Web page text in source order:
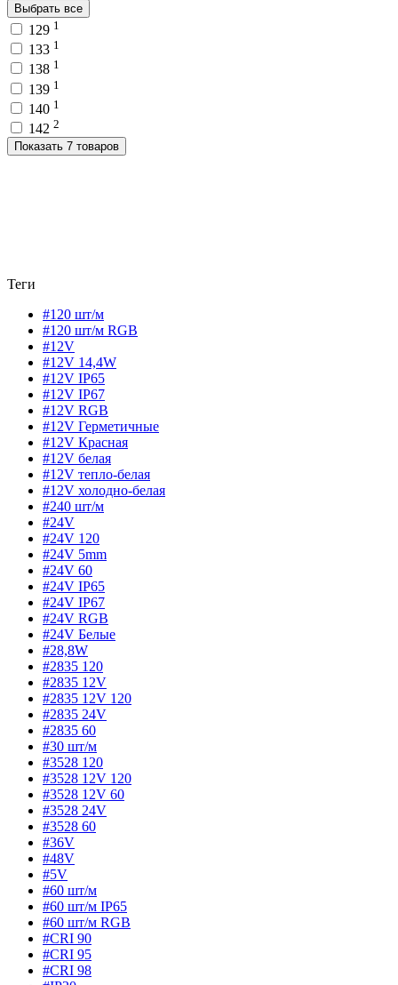
Выбрать все
129 1
133 1
138 1
139 1
140 1
142 2
Показать 7 товаров
Теги
#120 шт/м
#120 шт/м RGB
#12V
#12V 14,4W
#12V IP65
#12V IP67
#12V RGB
#12V Герметичные
#12V Красная
#12V белая
#12V тепло-белая
#12V холодно-белая
#240 шт/м
#24V
#24V 120
#24V 5mm
#24V 60
#24V IP65
#24V IP67
#24V RGB
#24V Белые
#28,8W
#2835 120
#2835 12V
#2835 12V 120
#2835 24V
#2835 60
#30 шт/м
#3528 120
#3528 12V 120
#3528 12V 60
#3528 24V
#3528 60
#36V
#48V
#5V
#60 шт/м
#60 шт/м IP65
#60 шт/м RGB
#CRI 90
#CRI 95
#CRI 98